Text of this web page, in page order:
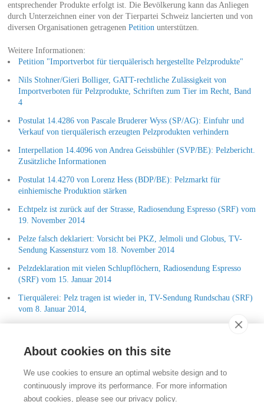
entsprechender Produkte erfolgt ist. Die Bevölkerung kann das Anliegen
durch Unterzeichnen einer von der Tierpartei Schweiz lancierten und von
diversen Organisationen getragenen Petition unterstützen.
Weitere Informationen:
Petition "Importverbot für tierquälerisch hergestellte Pelzprodukte"
Nils Stohner/Gieri Bolliger, GATT-rechtliche Zulässigkeit von
Importverboten für Pelzprodukte, Schriften zum Tier im Recht, Band
4
Postulat 14.4286 von Pascale Bruderer Wyss (SP/AG): Einfuhr und
Verkauf von tierquälerisch erzeugten Pelzprodukten verhindern
Interpellation 14.4096 von Andrea Geissbühler (SVP/BE): Pelzbericht.
Zusätzliche Informationen
Postulat 14.4270 von Lorenz Hess (BDP/BE): Pelzmarkt für
einhiemische Produktion stärken
Echtpelz ist zurück auf der Strasse, Radiosendung Espresso (SRF) vom
19. November 2014
Pelze falsch deklariert: Vorsicht bei PKZ, Jelmoli und Globus, TV-
Sendung Kassensturz vom 18. November 2014
Pelzdeklaration mit vielen Schlupflöchern, Radiosendung Espresso
(SRF) vom 15. Januar 2014
Tierquälerei: Pelz tragen ist wieder in, TV-Sendung Rundschau (SRF)
vom 8. Januar 2014,
Stiftung für das Tier im Recht (TIR)
Rigistrasse 9
CH - 8006 Zürich
About cookies on this site
We use cookies to ensure an optimal website design and to
continuously improve its performance. For more information
about cookies, please see our privacy policy.